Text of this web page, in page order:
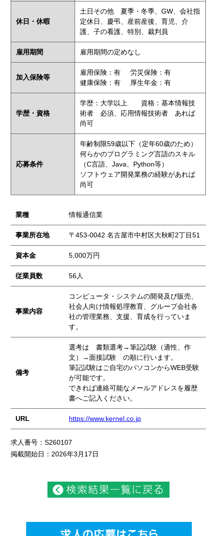
休日・休暇
土日その他 夏季・冬季、GW、会社指
定休日、慶弔、産前産後、育児、介
護、子の看護、特別、裁判員
雇用期間 雇用期間の定めなし
加入保険等
雇用保険：有
労災保険：有
健康保険：有
厚生年金：有
学歴・資格
学歴：大学以上 資格：基本情報技
術者 必須、応用情報技術者 あれば
尚可
応募条件
年齢制限59歳以下（定年60歳のため）
何らかのプログラミング言語のスキル
（C言語、Java、Python等）
ソフトウェア開発業務の経験があれば
尚可
業種 情報通信業
事業所在地 〒453-0042 名古屋市中村区大秋町2丁目51
資本金 5,000万円
従業員数 56人
事業内容
コンピュータ・システムの開発及び販売、
社会人向け情報処理教育、グループ会社各
社の管理業務、支援、育成を行っていま
す。
備考
選考は 書類選考→筆記試験（適性、作
文）→面接試験 の順に行います。
筆記試験はご自宅のパソコンからWEB受験
が可能です。
できれば連絡可能なメールアドレスを履歴
書へご記入ください。
URL https://www.kernel.co.jp
求人番号：S260107
掲載開始日：2026年3月17日